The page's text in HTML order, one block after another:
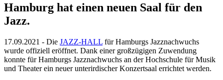
Hamburg hat einen neuen Saal für den
Jazz.
17.09.2021 - Die JAZZ-HALL für Hamburgs Jazznachwuchs
wurde offiziell eröffnet. Dank einer großzügigen Zuwendung
konnte für Hamburgs Jazznachwuchs an der Hochschule für Musik
und Theater ein neuer unterirdischer Konzertsaal errichtet werden.